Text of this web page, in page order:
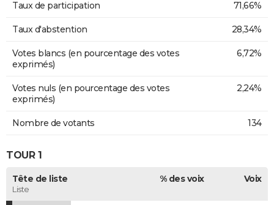
Taux de participation 71,66%
Taux d'abstention 28,34%
Votes blancs (en pourcentage des votes
exprimés)
6,72%
Votes nuls (en pourcentage des votes
exprimés)
2,24%
Nombre de votants 134
TOUR 1
Tête de liste
Liste
% des voix Voix